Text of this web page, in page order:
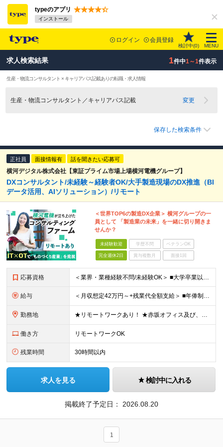
typeのアプリ
インストール
ログイン 会員登録
検討中(0) MENU
求人検索結果 1件中1～1件表示
生産・物流コンサルタント × キャリアパス記載ありの転職・求人情報
生産・物流コンサルタント／キャリアパス記載 変更
保存した検索条件
正社員 面接情報有 話を聞きたい応募可
横河デジタル株式会社【東証プライム市場上場横河電機グループ】
DXコンサルタント/未経験～経験者OK/大手製造現場のDX推進（BI
データ活用、AIソリューション）/リモート
＜世界TOP6の製造DX企業＞ 横河グループの一
員として 「製造業の未来」を一緒に切り開きま
せんか？
未経験歓迎 学歴不問 ベテランOK
完全週休2日 賞与複数月 面接1回
応募資格 ＜業界・業種経験不問/未経験OK＞ ■大学卒業以上 ＜経験者枠での採用も行っています！＞ ■学歴不問 ■コンサルタントとしての経験をお持ちの方 →IT業界や製造業での経験があれば歓迎します ＜求め
給与 ＜月収想定42万円～+残業代全額支給＞ ■年俸制(12分割)： 504万円～900万円 ※経験・スキルを考慮し決定します ※残業代は別途支給します ※試用期間6カ月あり（給与・待遇・雇用形態に差異はあ
勤務地 ★リモートワークあり！ ★赤坂オフィス及び、東京都内の各プロジェクト先にて勤務していただきます ■赤坂オフィス 東京都港区元赤坂1丁目3-13 赤坂センタービルディング15階 ※転居を伴う転勤なし
働き方 リモートワークOK
残業時間 30時間以内
求人を見る 検討中に入れる
掲載終了予定日： 2026.08.20
1